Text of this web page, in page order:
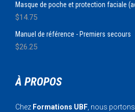
Masque de poche et protection faciale
$14.75
Manuel de référence - Premiers secours
$26.25
À PROPOS
Chez Formations UBF , nous